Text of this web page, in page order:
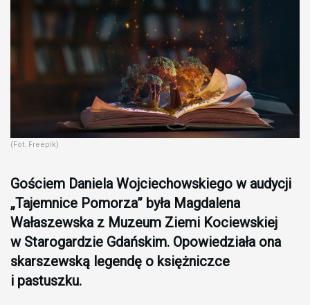
(Fot. Freepik)
Gościem Daniela Wojciechowskiego w audycji
„Tajemnice Pomorza” była Magdalena
Wałaszewska z Muzeum Ziemi Kociewskiej
w Starogardzie Gdańskim. Opowiedziała ona
skarszewską legendę o księżniczce
i pastuszku.